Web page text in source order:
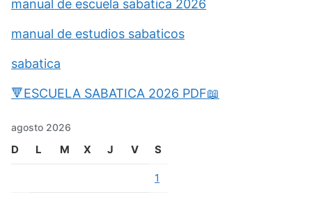
manual de escuela sabatica 2026
manual de estudios sabaticos
sabatica
🔻ESCUELA SABATICA 2026 PDF📖
agosto 2026
D L M X J V S
1